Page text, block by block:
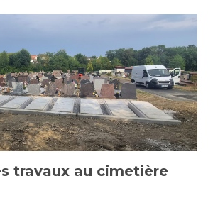
travaux au cimetière